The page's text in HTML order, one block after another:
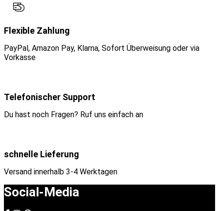
Flexible Zahlung
PayPal, Amazon Pay, Klarna, Sofort Überweisung oder via
Vorkasse
Telefonischer Support
Du hast noch Fragen? Ruf uns einfach an
schnelle Lieferung
Versand innerhalb 3-4 Werktagen
Social-Media